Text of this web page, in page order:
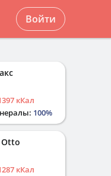
Войти
кКал
100%
Otto
кКал